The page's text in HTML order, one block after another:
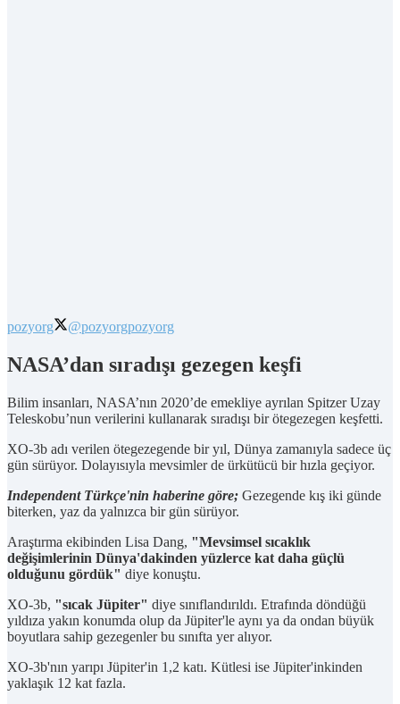
pozyorg @pozyorgpozyorg
NASA’dan sıradışı gezegen keşfi
Bilim insanları, NASA’nın 2020’de emekliye ayrılan Spitzer Uzay
Teleskobu’nun verilerini kullanarak sıradışı bir ötegezegen keşfetti.
XO-3b adı verilen ötegezegende bir yıl, Dünya zamanıyla sadece üç
gün sürüyor. Dolayısıyla mevsimler de ürkütücü bir hızla geçiyor.
Independent Türkçe'nin haberine göre; Gezegende kış iki günde
biterken, yaz da yalnızca bir gün sürüyor.
Araştırma ekibinden Lisa Dang, "Mevsimsel sıcaklık
değişimlerinin Dünya'dakinden yüzlerce kat daha güçlü
olduğunu gördük" diye konuştu.
XO-3b, "sıcak Jüpiter" diye sınıflandırıldı. Etrafında döndüğü
yıldıza yakın konumda olup da Jüpiter'le aynı ya da ondan büyük
boyutlara sahip gezegenler bu sınıfta yer alıyor.
XO-3b'nın yarıpı Jüpiter'in 1,2 katı. Kütlesi ise Jüpiter'inkinden
yaklaşık 12 kat fazla.